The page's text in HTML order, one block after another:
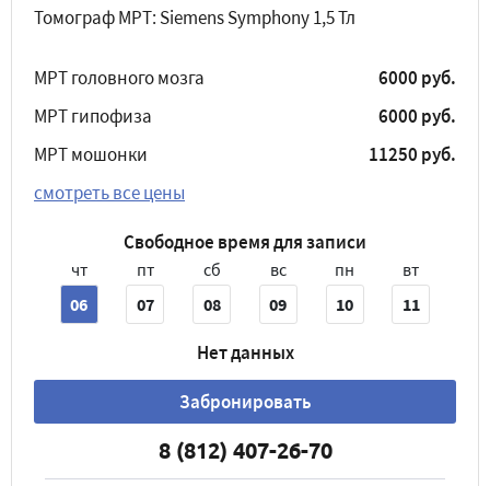
Томограф МРТ: Siemens Symphony 1,5 Тл
МРТ головного мозга
6000 руб.
МРТ гипофиза
6000 руб.
МРТ мошонки
11250 руб.
смотреть все цены
Свободное время для записи
чт
06
пт
07
сб
08
вс
09
пн
10
вт
11
Нет данных
Забронировать
8 (812) 407-26-70